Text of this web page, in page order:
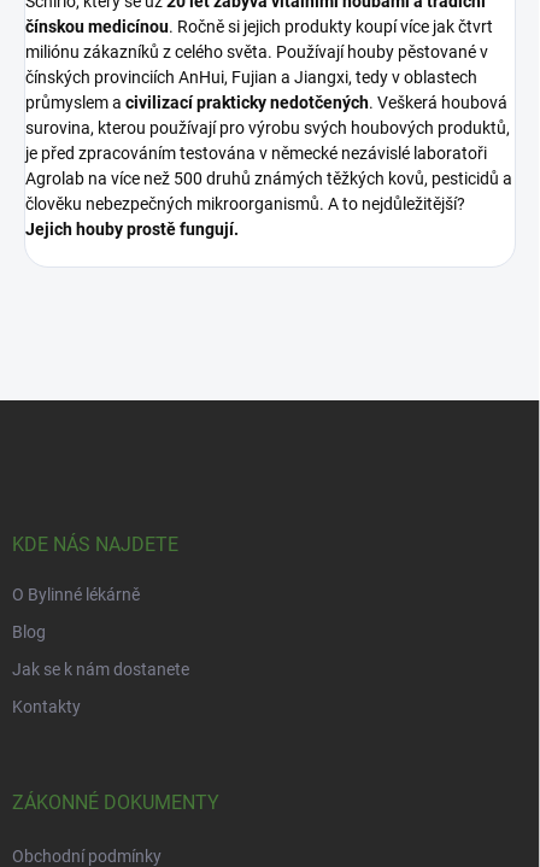
čínskou medicínou. Ročně si jejich produkty koupí více jak čtvrt
miliónu zákazníků z celého světa. Používají houby pěstované v
čínských provinciích AnHui, Fujian a Jiangxi, tedy v oblastech
průmyslem a civilizací prakticky nedotčených. Veškerá houbová
surovina, kterou používají pro výrobu svých houbových produktů,
je před zpracováním testována v německé nezávislé laboratoři
Agrolab na více než 500 druhů známých těžkých kovů, pesticidů a
člověku nebezpečných mikroorganismů. A to nejdůležitější?
Jejich houby prostě fungují.
KDE NÁS NAJDETE
O Bylinné lékárně
Blog
Jak se k nám dostanete
Kontakty
ZÁKONNÉ DOKUMENTY
Obchodní podmínky